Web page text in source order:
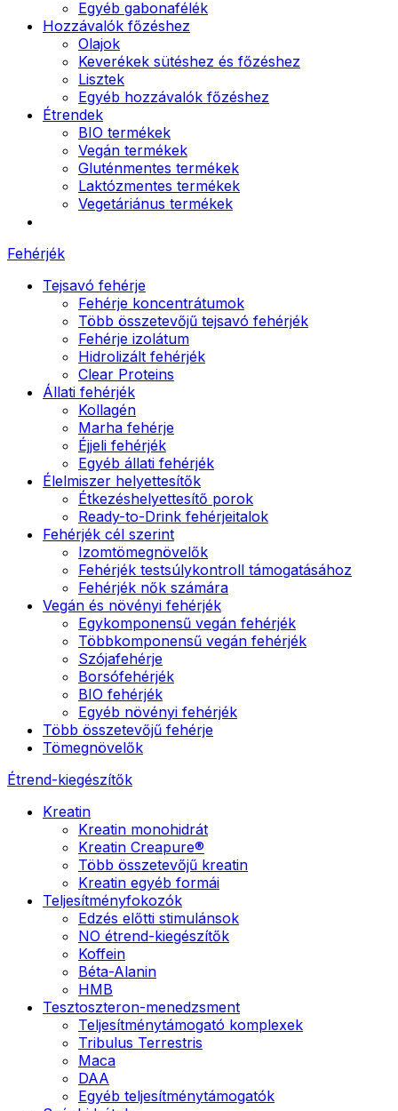
Egyéb gabonafélék
Hozzávalók főzéshez
Olajok
Keverékek sütéshez és főzéshez
Lisztek
Egyéb hozzávalók főzéshez
Étrendek
BIO termékek
Vegán termékek
Gluténmentes termékek
Laktózmentes termékek
Vegetáriánus termékek
Fehérjék
Tejsavó fehérje
Fehérje koncentrátumok
Több összetevőjű tejsavó fehérjék
Fehérje izolátum
Hidrolizált fehérjék
Clear Proteins
Állati fehérjék
Kollagén
Marha fehérje
Éjjeli fehérjék
Egyéb állati fehérjék
Élelmiszer helyettesítők
Étkezéshelyettesítő porok
Ready-to-Drink fehérjeitalok
Fehérjék cél szerint
Izomtömegnövelők
Fehérjék testsúlykontroll támogatásához
Fehérjék nők számára
Vegán és növényi fehérjék
Egykomponensű vegán fehérjék
Többkomponensű vegán fehérjék
Szójafehérje
Borsófehérjék
BIO fehérjék
Egyéb növényi fehérjék
Több összetevőjű fehérje
Tömegnövelők
Étrend-kiegészítők
Kreatin
Kreatin monohidrát
Kreatin Creapure®
Több összetevőjű kreatin
Kreatin egyéb formái
Teljesítményfokozók
Edzés előtti stimulánsok
NO étrend-kiegészítők
Koffein
Béta-Alanin
HMB
Tesztoszteron-menedzsment
Teljesítménytámogató komplexek
Tribulus Terrestris
Maca
DAA
Egyéb teljesítménytámogatók